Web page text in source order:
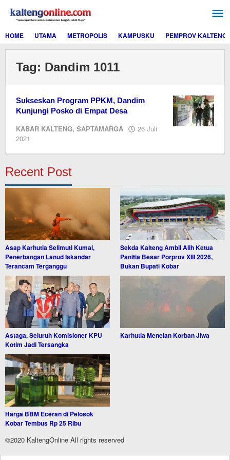
konten
HOME
UTAMA METROPOLIS KAMPUSKU PEMPROV KALTENG
Tag: Dandim 1011
Sukseskan Program PPKM, Dandim
Kunjungi Posko di Empat Desa
KABAR KALTENG, SAPTAMARGA
26 Juli
2021
Recent Post
Asap Karhutla Selimuti Kumai,
Penerbangan Lanud Iskandar
Terancam Terganggu
Sekda Kalteng Ambil Alih Ketua
Panitia Besar Porprov XIII 2026,
Bukan Bupati Kobar
Astaga, Seluruh Komisioner KPU
Kotim Jadi Tersangka
Karhutla Menelan Korban Jiwa
Harga BBM Eceran di Pelosok
Kobar Tembus Rp 25 Ribu
©2020 KaltengOnline All rights reserved